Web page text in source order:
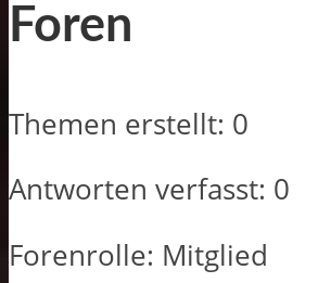
Foren
Themen erstellt: 0
Antworten verfasst: 0
Forenrolle: Mitglied